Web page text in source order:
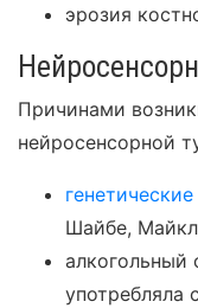
эрозия
Причинами
нейросенсорной
Шайбе,
употребляла